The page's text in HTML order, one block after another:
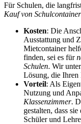
Für Schulen, die
Kauf von
Kosten: Die
Ausstattung und
Mietcontainer
finden, sei es für
Schulen. Wir
Lösung, die Ihren
Vorteil: Als
Nutzung und
Klassenzimmer.
gestalten, dass
Schüler und